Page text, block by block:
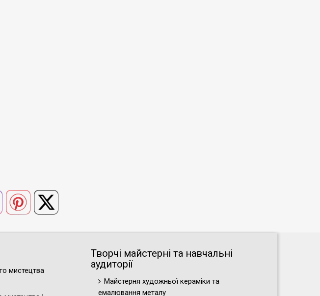
мистецтва
Творчі майстерні та навчальні
аудиторії
Майстерня художньої кераміки та
емалювання металу